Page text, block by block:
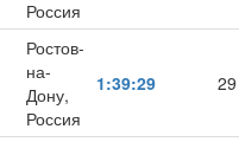
Россия
Ростов-
на-
Дону,
Россия
1:39:29 29